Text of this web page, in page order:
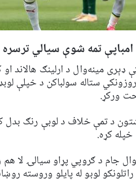
امباپې تمه شوې سیالي
ډېری مینه‌وال د ارلینګ هالاند
ستاله سولباکن د خپلې
ورکړ.
د تمې خلاف د لوبې رنګ بدل
خپله کړه.
جام د ګروپي پړاو سیالۍ لا
لوبو له پایلو وروسته